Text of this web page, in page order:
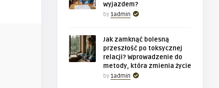
Wszawica na koloniach – jak
1admin
wyjazdem?
by 1admin
Jak zamknąć bolesną
przeszłość po toksycznej
relacji? Wprowadzenie do
metody, która zmienia życie
by 1admin